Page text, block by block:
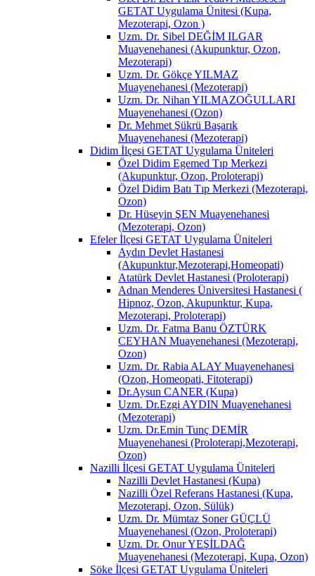
GETAT Uygulama Ünitesi (Kupa,
Mezoterapi, Ozon )
Uzm. Dr. Sibel DEĞİM ILGAR
Muayenehanesi (Akupunktur, Ozon,
Mezoterapi)
Uzm. Dr. Gökçe YILMAZ
Muayenehanesi (Mezoterapi)
Uzm. Dr. Nihan YILMAZOĞULLARI
Muayenehanesi (Ozon)
Dr. Mehmet Şükrü Başarık
Muayenehanesi (Mezoterapi)
Didim İlçesi GETAT Uygulama Üniteleri
Özel Didim Egemed Tıp Merkezi
(Akupunktur, Ozon, Proloterapi)
Özel Didim Batı Tıp Merkezi (Mezoterapi,
Ozon)
Dr. Hüseyin ŞEN Muayenehanesi
(Mezoterapi, Ozon)
Efeler İlçesi GETAT Uygulama Üniteleri
Aydın Devlet Hastanesi
(Akupunktur,Mezoterapi,Homeopati)
Atatürk Devlet Hastanesi (Proloterapi)
Adnan Menderes Üniversitesi Hastanesi (
Hipnoz, Ozon, Akupunktur, Kupa,
Mezoterapi, Proloterapi)
Uzm. Dr. Fatma Banu ÖZTÜRK
CEYHAN Muayenehanesi (Mezoterapi,
Ozon)
Uzm. Dr. Rabia ALAY Muayenehanesi
(Ozon, Homeopati, Fitoterapi)
Dr.Aysun CANER (Kupa)
Uzm. Dr.Ezgi AYDIN Muayenehanesi
(Mezoterapi)
Uzm. Dr.Emin Tunç DEMİR
Muayenehanesi (Proloterapi,Mezoterapi,
Ozon)
Nazilli İlçesi GETAT Uygulama Üniteleri
Nazilli Devlet Hastanesi (Kupa)
Nazilli Özel Referans Hastanesi (Kupa,
Mezoterapi, Ozon, Sülük)
Uzm. Dr. Mümtaz Soner GÜÇLÜ
Muayenehanesi (Ozon, Proloterapi)
Uzm. Dr. Onur YEŞİLDAĞ
Muayenehanesi (Mezoterapi, Kupa, Ozon)
Söke İlçesi GETAT Uygulama Üniteleri